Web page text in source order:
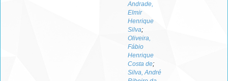
Andrade,
Elmir
Henrique
Silva;
Oliveira,
Fábio
Henrique
Costa de;
Silva, André